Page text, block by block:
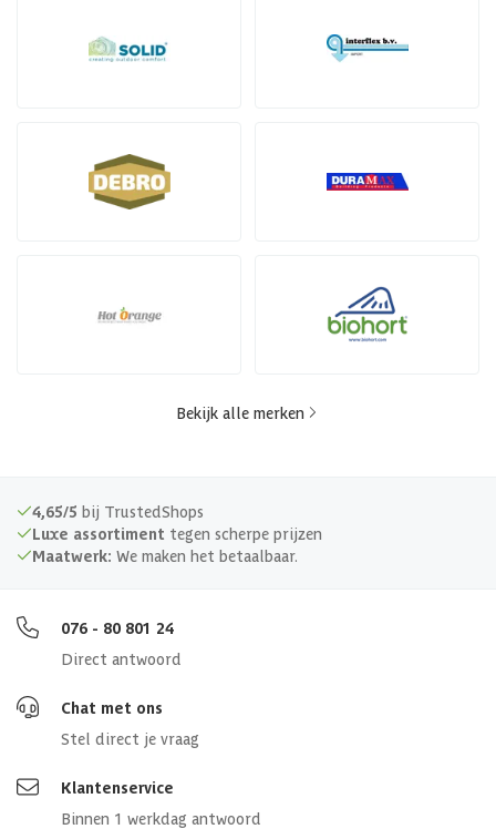
Bekijk alle merken
4,65/5 bij TrustedShops
Luxe assortiment tegen scherpe prijzen
Maatwerk: We maken het betaalbaar.
076 - 80 801 24
Direct antwoord
Chat met ons
Stel direct je vraag
Klantenservice
Binnen 1 werkdag antwoord